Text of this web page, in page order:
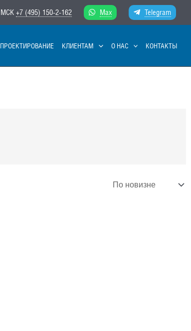
МСК +7 (495) 150-2-162 Max Telegram
ПРОЕКТИРОВАНИЕ КЛИЕНТАМ О НАС КОНТАКТЫ